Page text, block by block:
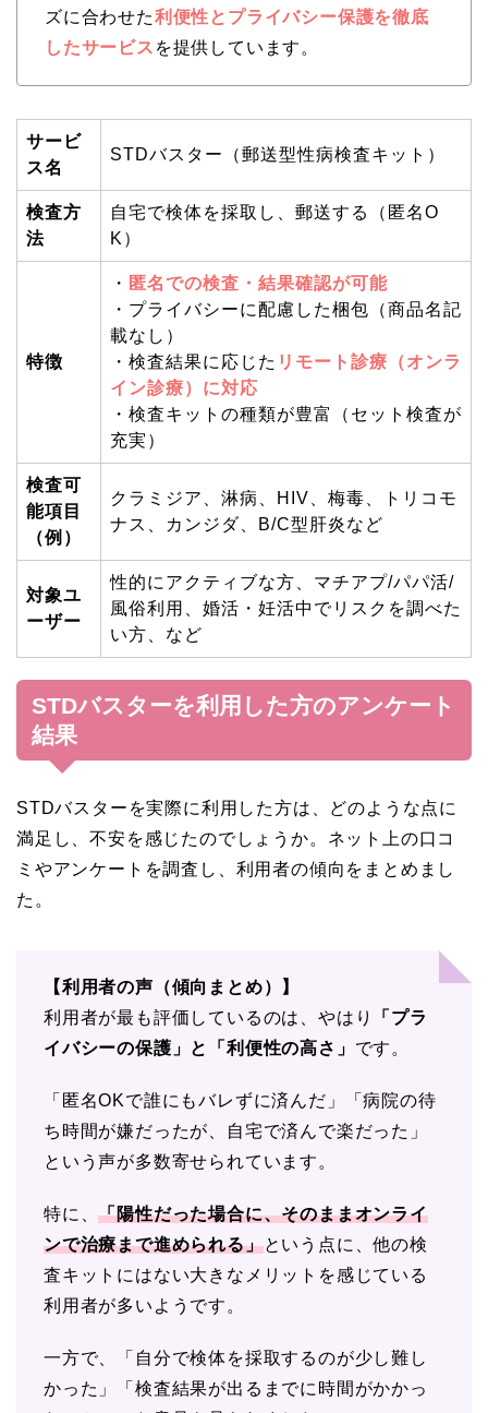
ズに合わせた利便性とプライバシー保護を徹底
したサービス を提供しています。
サービ
ス名
STDバスター（郵送型性病検査キット）
検査方
法
自宅で検体を採取し、郵送する（匿名O
K）
特徴
・ 匿名での検査・結果確認が可能
・プライバシーに配慮した梱包（商品名記
載なし）
・検査結果に応じた リモート診療（オンラ
イン診療）に対応
・検査キットの種類が豊富（セット検査が
充実）
検査可
能項目
（例）
クラミジア、淋病、HIV、梅毒、トリコモ
ナス、カンジダ、B/C型肝炎など
対象ユ
ーザー
性的にアクティブな方、マチアプ/パパ活/
風俗利用、婚活・妊活中でリスクを調べた
い方、など
STDバスターを利用した方のアンケート
結果
STDバスターを実際に利用した方は、どのような点に
満足し、不安を感じたのでしょうか。ネット上の口コ
ミやアンケートを調査し、利用者の傾向をまとめまし
た。
【利用者の声（傾向まとめ）】
利用者が最も評価しているのは、やはり
「プラ
イバシーの保護」と「利便性の高さ」 です。
「匿名OKで誰にもバレずに済んだ」「病院の待
ち時間が嫌だったが、自宅で済んで楽だった」
という声が多数寄せられています。
特に、「陽性だった場合に、そのままオンライ
ンで治療まで進められる」という点に、他の検
査キットにはない大きなメリットを感じている
利用者が多いようです。
一方で、「自分で検体を採取するのが少し難し
かった」「検査結果が出るまでに時間がかかっ